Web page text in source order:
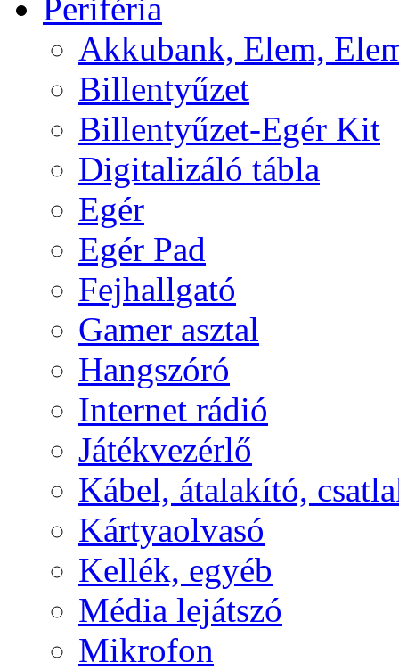
Periféria
Akkubank, Elem,
Billentyűzet
Billentyűzet-Egér Kit
Digitalizáló tábla
Egér
Egér Pad
Fejhallgató
Gamer asztal
Hangszóró
Internet rádió
Játékvezérlő
Kábel, átalakító,
Kártyaolvasó
Kellék, egyéb
Média lejátszó
Mikrofon